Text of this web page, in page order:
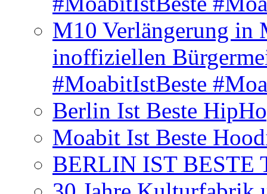
M10 Verlängerung in
inoffiziellen
#MoabitIstBeste
Berlin Ist Beste
Moabit Ist Beste
BERLIN IST BESTE